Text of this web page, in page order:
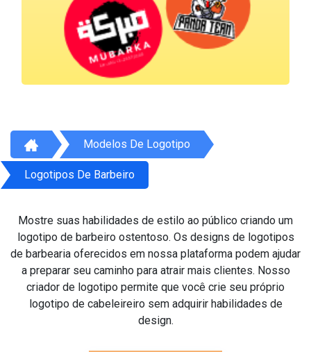
Modelos De Logotipo
Logotipos De Barbeiro
Mostre suas habilidades de estilo ao público criando um
logotipo de barbeiro ostentoso. Os designs de logotipos
de barbearia oferecidos em nossa plataforma podem ajudar
a preparar seu caminho para atrair mais clientes. Nosso
criador de logotipo permite que você crie seu próprio
logotipo de cabeleireiro sem adquirir habilidades de
design.